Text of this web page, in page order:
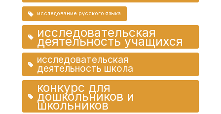
исследование русского языка
исследовательская
деятельность учащихся
исследовательская
деятельность школа
конкурс для
дошкольников и
школьников